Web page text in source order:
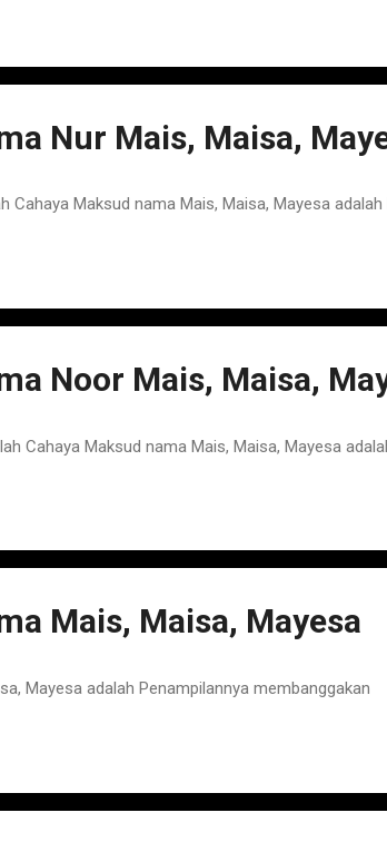
Nur Mais, Maisa,
Cahaya Maksud nama Mais, Maisa, Mayesa
Noor Mais, Maisa,
Cahaya Maksud nama Mais, Maisa, Mayesa
Mais, Maisa, Mayesa
Mayesa adalah Penampilannya membanggakan